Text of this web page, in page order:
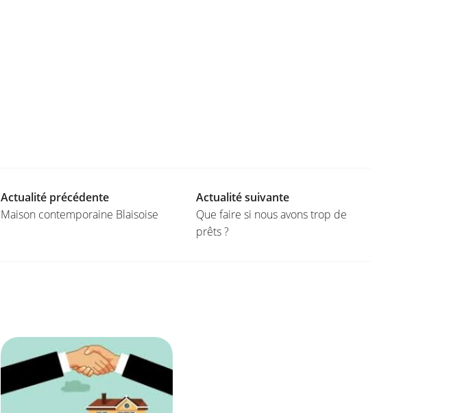
Actualité précédente
Maison contemporaine Blaisoise
Actualité suivante
Que faire si nous avons trop de
prêts ?